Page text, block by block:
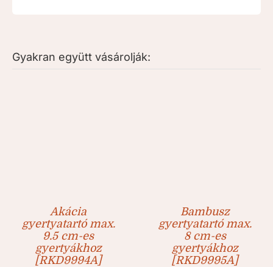
Gyakran együtt vásárolják:
Akácia
gyertyatartó max.
9.5 cm-es
gyertyákhoz
[RKD9994A]
Bambusz
gyertyatartó max.
8 cm-es
gyertyákhoz
[RKD9995A]